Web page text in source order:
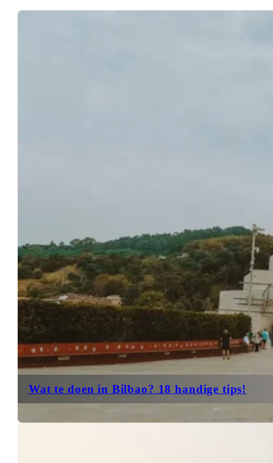
Wat te doen in Bilbao? 18 handige tips!